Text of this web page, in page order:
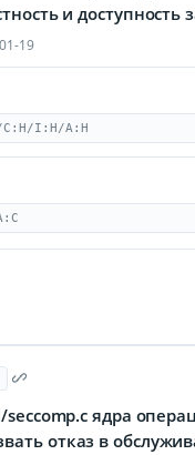
и
19
C:H/I:H/A:H
ядра
отказ в